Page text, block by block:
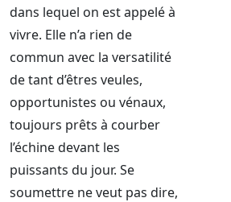
dans lequel on est appelé à
vivre. Elle n’a rien de
commun avec la versatilité
de tant d’êtres veules,
opportunistes ou vénaux,
toujours prêts à courber
l’échine devant les
puissants du jour. Se
soumettre ne veut pas dire,